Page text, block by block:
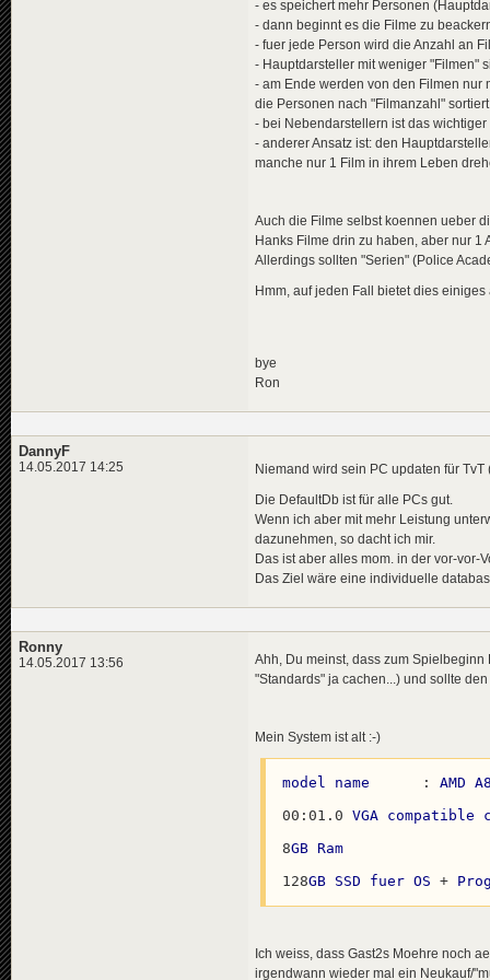
- es speichert mehr Personen
- dann beginnt es die Filme zu
- fuer jede Person wird die Anzahl an
- Hauptdarsteller mit weniger "Filmen"
- am Ende werden von den Filmen
die Personen nach "Filmanzahl"
- bei Nebendarstellern ist das
- anderer Ansatz ist: den
manche nur 1 Film in ihrem Leben
Auch die Filme selbst koennen ueber
Hanks Filme drin zu haben, aber nur 1
Allerdings sollten "Serien" (Police
Hmm, auf jeden Fall bietet dies
bye
Ron
DannyF
14.05.2017 14:25 Niemand wird sein PC updaten für
Die DefaultDb ist für alle PCs gut.
Wenn ich aber mit mehr Leistung
dazunehmen, so dacht ich mir.
Das ist aber alles mom. in der vor-vor-
Das Ziel wäre eine individuelle
Ronny
14.05.2017 13:56
Ahh, Du meinst, dass zum
"Standards" ja cachen...) und sollte
Mein System ist alt :-)
model name
	:
AMD
00 :01 .0 VGA compatible
8GB Ram
128GB SSD fuer OS +
Ich weiss, dass Gast2s Moehre noch
irgendwann wieder mal ein Neukauf/